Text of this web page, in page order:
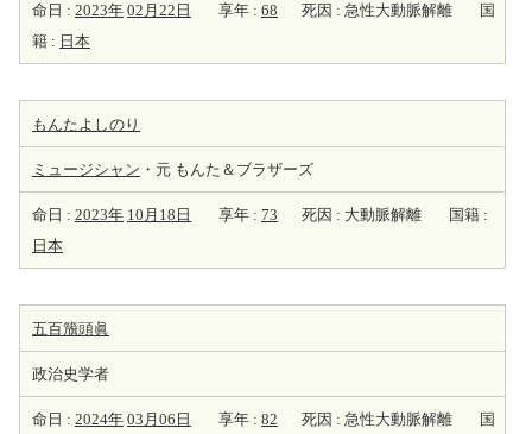
命日 : 2023年 02月22日 享年 : 68 死因 : 急性大動脈解離
国
籍 : 日本
もんたよしのり
ミュージシャン ・元 もんた＆ブラザーズ
命日 : 2023年 10月18日 享年 : 73 死因 : 大動脈解離
国籍 :
日本
五百籏頭眞
政治史学者
命日 : 2024年 03月06日 享年 : 82 死因 : 急性大動脈解離
国